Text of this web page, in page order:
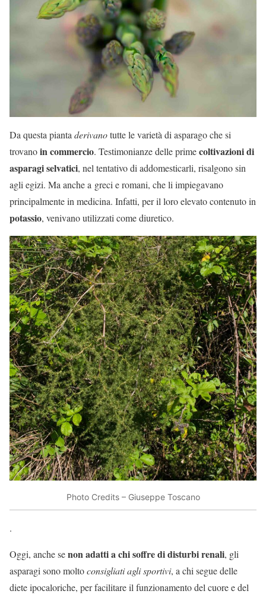
Da questa pianta derivanotutte le varietà di asparago che si
trovanoin commercio. Testimonianze delle primecoltivazioni di
asparagi selvatici, nel tentativo di addomesticarli, risalgono sin
agli egizi. Ma anche a greci e romani, che li impiegavano
principalmente in medicina. Infatti, per il loro elevato contenuto in
potassio, venivano utilizzati come diuretico.
Photo Credits – Giuseppe Toscano
.
Oggi, anche senon adatti a chi soffre di disturbi renali, gli
asparagi sono moltoconsigliati agli sportivi, a chi segue delle
diete ipocaloriche, per facilitare il funzionamento del cuore e del